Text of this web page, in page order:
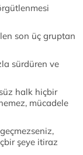
son üç gruptan
sürdüren ve
halk hiçbir
mücadele
şeye itiraz